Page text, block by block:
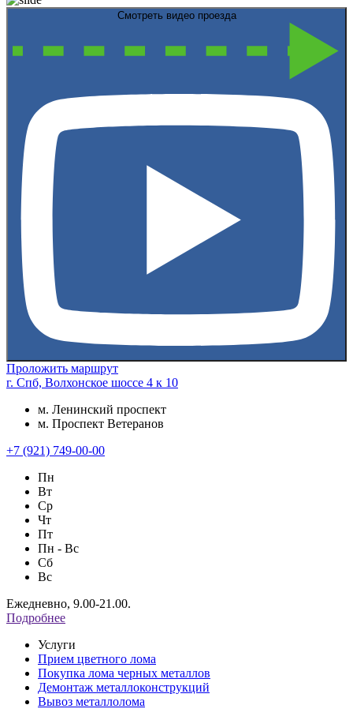
Смотреть видео проезда
Проложить маршрут
г. Спб, Волхонское шоссе 4 к 10
м. Ленинский проспект
м. Проспект Ветеранов
+7 (921) 749-00-00
Пн
Вт
Ср
Чт
Пт
Пн - Вс
Сб
Вс
Ежедневно, 9.00-21.00.
Подробнее
Услуги
Прием цветного лома
Покупка лома черных металлов
Демонтаж металлоконструкций
Вывоз металлолома